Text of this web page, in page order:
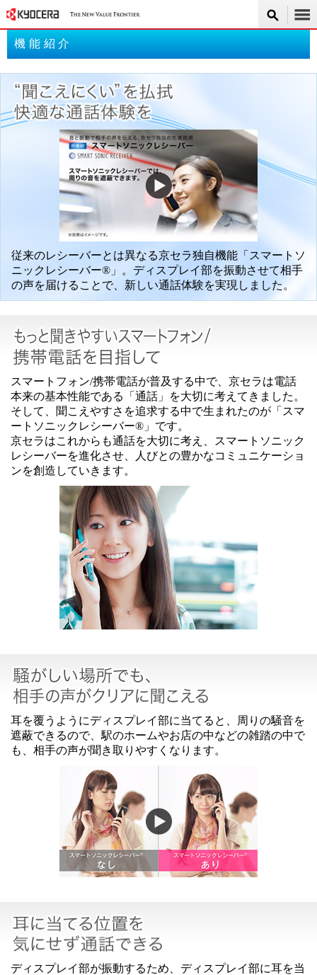
機能紹介
従来のレシーバーとは異なる京セラ独自機能「スマートソ
ニックレシーバー® 」。ディスプレイ部を振動させて相手
の声を届けることで、新しい通話体験を実現しました。
スマートフォン/携帯電話が普及する中で、京セラは電話
本来の基本性能である「通話」を大切に考えてきました。
そして、聞こえやすさを追求する中で生まれたのが「スマ
ートソニックレシーバー® 」です。
京セラはこれからも通話を大切に考え、スマートソニック
レシーバーを進化させ、人びとの豊かなコミュニケーショ
ンを創造していきます。
耳を覆うようにディスプレイ部に当てると、周りの騒音を
遮蔽できるので、駅のホームやお店の中などの雑踏の中で
も、相手の声が聞き取りやすくなります。
ディスプレイ部が振動するため、ディスプレイ部に耳を当